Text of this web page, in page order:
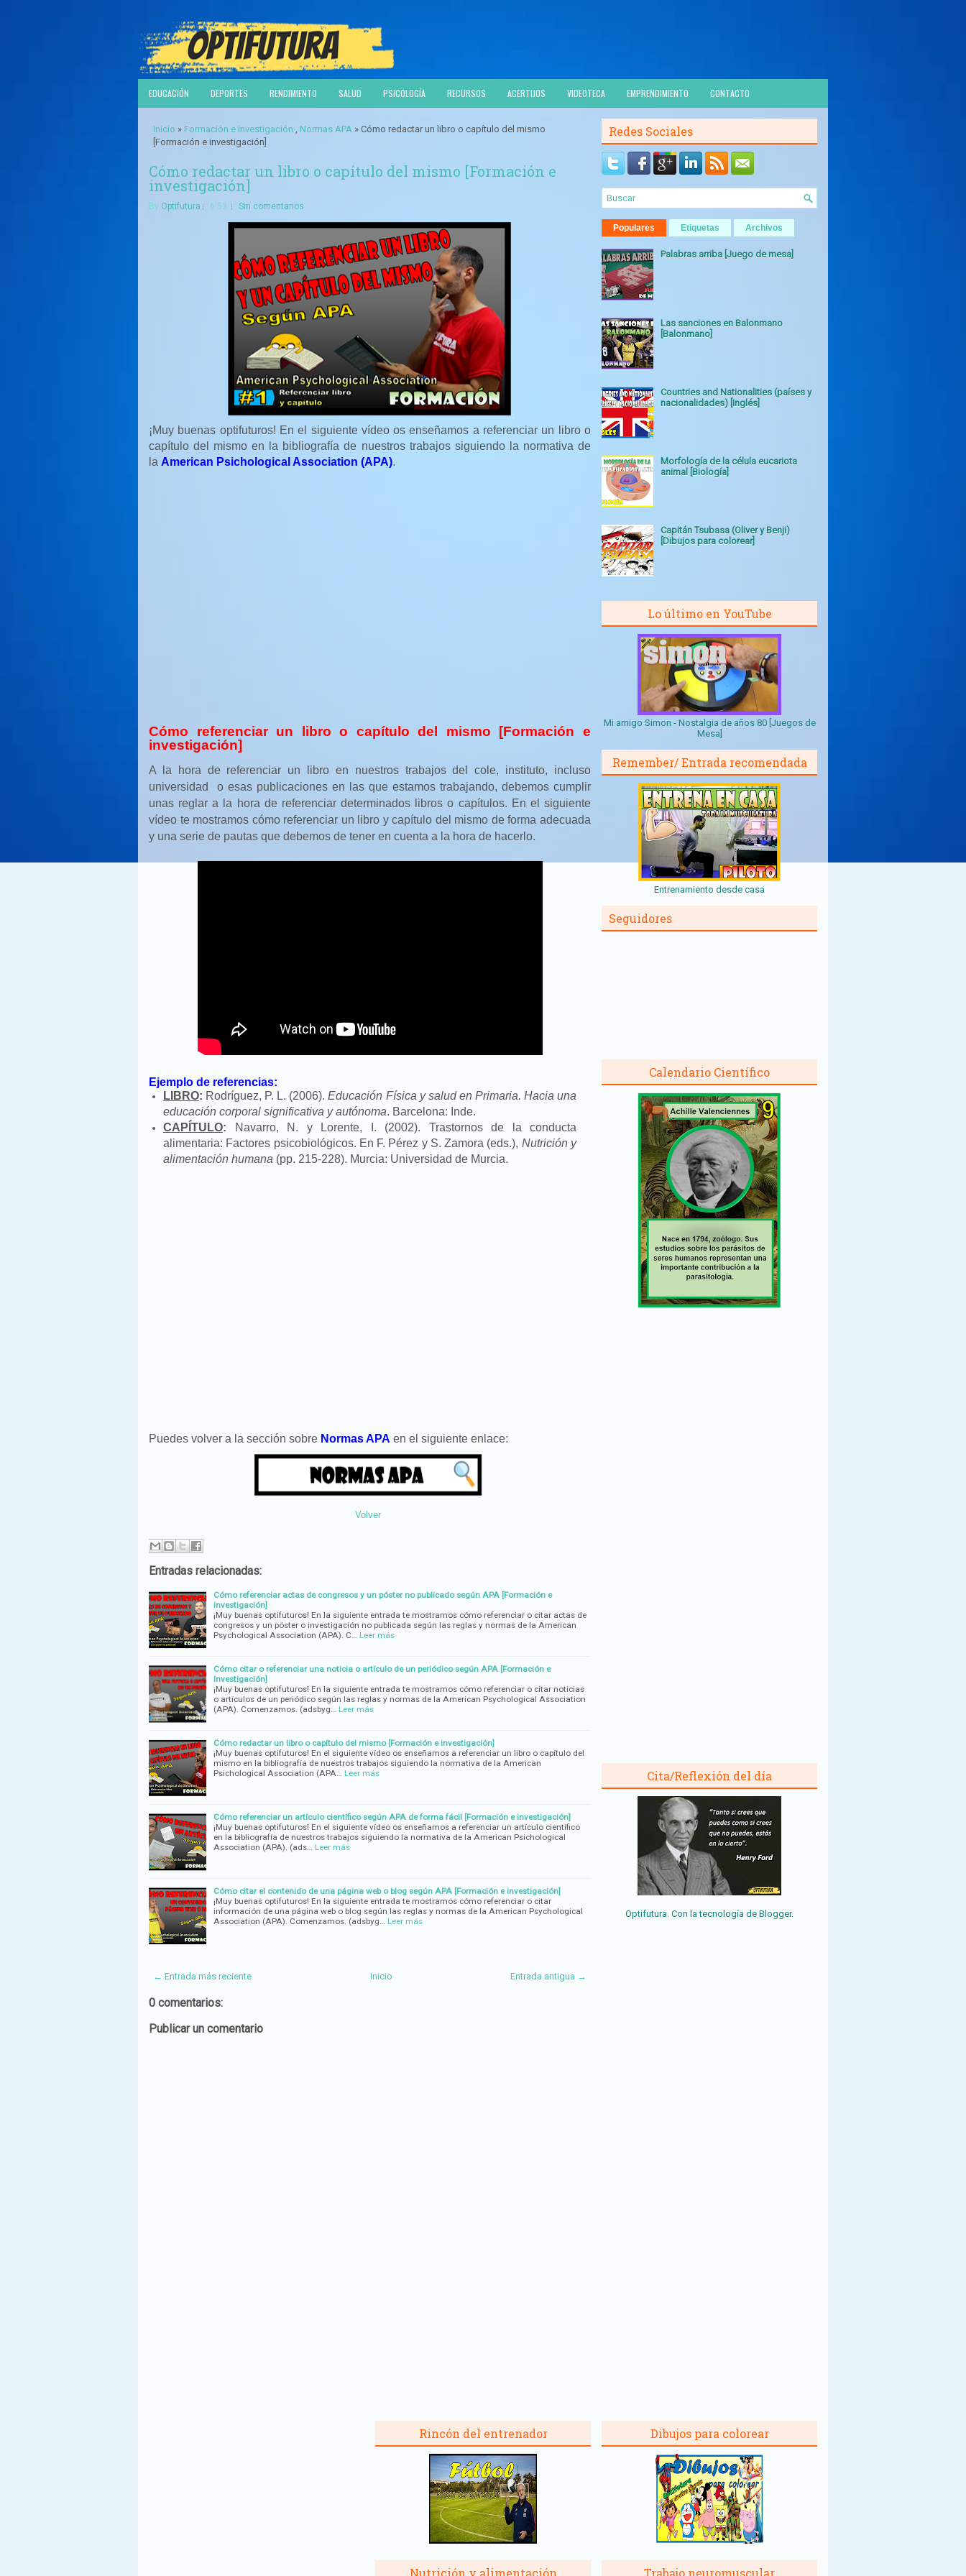
EDUCACIÓN DEPORTES RENDIMIENTO SALUD PSICOLOGÍA RECURSOS ACERTIJOS VIDEOTECA EMPRENDIMIENTO CONTACTO
Inicio » Formación e investigación , Normas APA » Cómo redactar un libro o capítulo del mismo
[Formación e investigación]
Cómo redactar un libro o capítulo del mismo [Formación e
investigación]
By Optifutura 6:53 Sin comentarios
¡Muy buenas optifuturos! En el siguiente vídeo os enseñamos a referenciar un libro o
capítulo del mismo en la bibliografía de nuestros trabajos siguiendo la normativa de
la American Psichological Association (APA).
Cómo referenciar un libro o capítulo del mismo [Formación e
investigación]
A la hora de referenciar un libro en nuestros trabajos del cole, instituto, incluso
universidad o esas publicaciones en las que estamos trabajando, debemos cumplir
unas reglar a la hora de referenciar determinados libros o capítulos. En el siguiente
vídeo te mostramos cómo referenciar un libro y capítulo del mismo de forma adecuada
y una serie de pautas que debemos de tener en cuenta a la hora de hacerlo.
Ejemplo de referencias:
LIBRO: Rodríguez, P. L. (2006).Educación Física y salud en Primaria. Hacia una
educación corporal significativa y autónoma. Barcelona: Inde.
CAPÍTULO: Navarro, N. y Lorente, I. (2002). Trastornos de la conducta
alimentaria: Factores psicobiológicos. En F. Pérez y S. Zamora (eds.), Nutrición y
alimentación humana (pp. 215-228). Murcia: Universidad de Murcia.
Puedes volver a la sección sobre Normas APA en el siguiente enlace:
Volver
Entradas relacionadas:
Cómo referenciar actas de congresos y un póster no publicado según APA [Formación e
investigación]
¡Muy buenas optifuturos! En la siguiente entrada te mostramos cómo referenciar o citar actas de
congresos y un póster o investigación no publicada según las reglas y normas de la American
Psychological Association (APA). C… Leer más
Cómo citar o referenciar una noticia o artículo de un periódico según APA [Formación e
Investigación]
¡Muy buenas optifuturos! En la siguiente entrada te mostramos cómo referenciar o citar noticias
o artículos de un periódico según las reglas y normas de la American Psychological Association
(APA). Comenzamos. (adsbyg… Leer más
Cómo redactar un libro o capítulo del mismo [Formación e investigación]
¡Muy buenas optifuturos! En el siguiente vídeo os enseñamos a referenciar un libro o capítulo del
mismo en la bibliografía de nuestros trabajos siguiendo la normativa de la American
Psichological Association (APA… Leer más
Cómo referenciar un artículo científico según APA de forma fácil [Formación e investigación]
¡Muy buenas optifuturos! En el siguiente vídeo os enseñamos a referenciar un artículo científico
en la bibliografía de nuestros trabajos siguiendo la normativa de la American Psichological
Association (APA). (ads… Leer más
Cómo citar el contenido de una página web o blog según APA [Formación e investigación]
¡Muy buenas optifuturos! En la siguiente entrada te mostramos cómo referenciar o citar
información de una página web o blog según las reglas y normas de la American Psychological
Association (APA). Comenzamos. (adsbyg… Leer más
← Entrada más reciente Entrada antigua →
Inicio
0 comentarios:
Publicar un comentario
Redes Sociales
Populares Etiquetas Archivos
Palabras arriba [Juego de mesa]
Las sanciones en Balonmano
[Balonmano]
Countries and Nationalities (países y
nacionalidades) [Inglés]
Morfología de la célula eucariota
animal [Biología]
Capitán Tsubasa (Oliver y Benji)
[Dibujos para colorear]
Lo último en YouTube
Mi amigo Simon - Nostalgia de años 80 [Juegos de
Mesa]
Remember/ Entrada recomendada
Entrenamiento desde casa
Seguidores
Calendario Científico
Cita/Reflexión del día
Optifutura. Con la tecnología de Blogger.
Rincón del entrenador
Nutrición y alimentación
Dibujos para colorear
Trabajo neuromuscular